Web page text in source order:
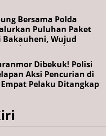
Bersama Polda
Puluhan Paket
Bakauheni, Wujud
HUT RI ke-81
Dibekuk! Polisi
Aksi Pencurian di
Pelaku Ditangkap